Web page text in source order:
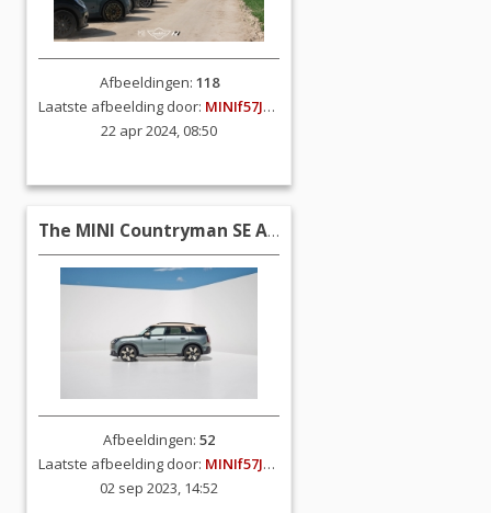
Afbeeldingen: 118
Laatste afbeelding door: MINIf57JCW
22 apr 2024, 08:50
The MINI Countryman SE ALL4 (2023)
Afbeeldingen: 52
Laatste afbeelding door: MINIf57JCW
02 sep 2023, 14:52